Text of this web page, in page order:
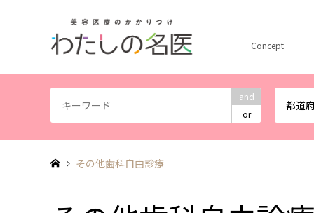
and
or
都道
Concept
その他歯科自由診療